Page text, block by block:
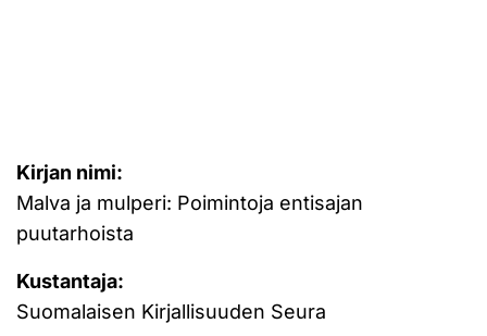
Kirjan nimi:
Malva ja mulperi: Poimintoja entisajan
puutarhoista
Kustantaja:
Suomalaisen Kirjallisuuden Seura